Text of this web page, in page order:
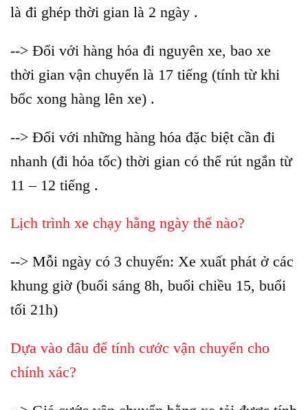
là đi ghép thời gian là 2 ngày .
--> Đối với hàng hóa đi nguyên xe, bao xe
thời gian vận chuyển là 17 tiếng (tính từ khi
bốc xong hàng lên xe) .
--> Đối với những hàng hóa đặc biệt cần đi
nhanh (đi hỏa tốc) thời gian có thể rút ngắn từ
11 – 12 tiếng .
Lịch trình xe chạy hằng ngày thế nào?
--> Mỗi ngày có 3 chuyến: Xe xuất phát ở các
khung giờ (buổi sáng 8h, buổi chiều 15, buổi
tối 21h)
Dựa vào đâu để tính cước vận chuyển cho
chính xác?